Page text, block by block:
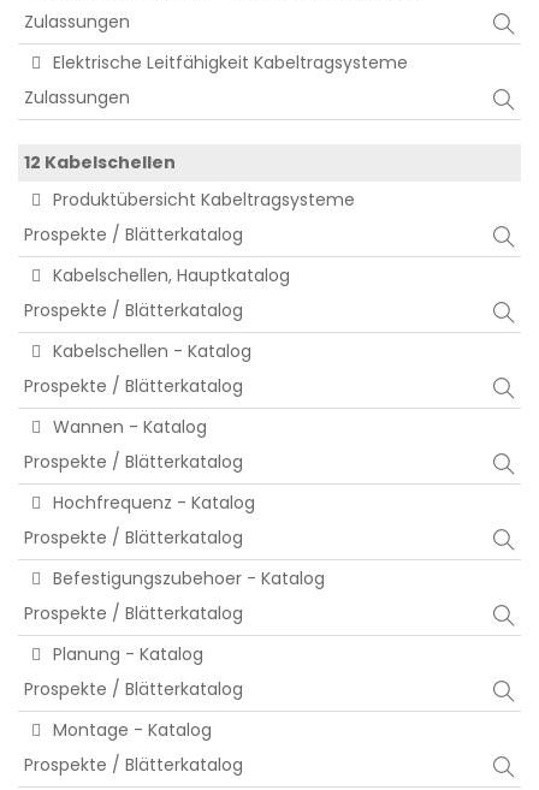
Zulassungen
Elektrische Leitfähigkeit Kabeltragsysteme
Zulassungen
12 Kabelschellen
Produktübersicht Kabeltragsysteme
Prospekte / Blätterkatalog
Kabelschellen, Hauptkatalog
Prospekte / Blätterkatalog
Kabelschellen - Katalog
Prospekte / Blätterkatalog
Wannen - Katalog
Prospekte / Blätterkatalog
Hochfrequenz - Katalog
Prospekte / Blätterkatalog
Befestigungszubehoer - Katalog
Prospekte / Blätterkatalog
Planung - Katalog
Prospekte / Blätterkatalog
Montage - Katalog
Prospekte / Blätterkatalog